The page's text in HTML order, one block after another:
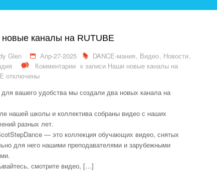
каналы на RUTUBE
Glen Апр-27-2025 DANCE-мания, Видео, Новости,
Комментарии к записи Наши новые каналы на
отключены
вашего удобства мы создали два новых канала на
нашей школы и коллектива собраны видео с наших
разных лет.
— это коллекция обучающих видео, снятых
для него нашими преподавателями и зарубежными
смотрите видео, […]